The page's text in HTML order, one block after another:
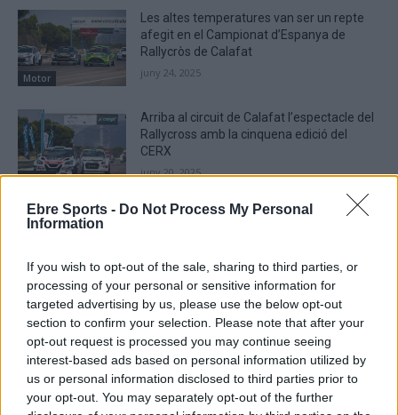
Ebre Sports - Do Not Process My Personal
Information
If you wish to opt-out of the sale, sharing to third parties, or
processing of your personal or sensitive information for
targeted advertising by us, please use the below opt-out
section to confirm your selection. Please note that after your
opt-out request is processed you may continue seeing
interest-based ads based on personal information utilized by
us or personal information disclosed to third parties prior to
your opt-out. You may separately opt-out of the further
Motor
Les altes temperatures van ser un repte
afegit en el Campionat d’Espanya de
Rallycròs de Calafat
juny 24, 2025
Motor
Arriba al circuit de Calafat l’espectacle del
Rallycross amb la cinquena edició del
CERX
juny 20, 2025
Motor
El calero Marc Beltran revalida el títol de
DEIXA UNA RESPOSTA